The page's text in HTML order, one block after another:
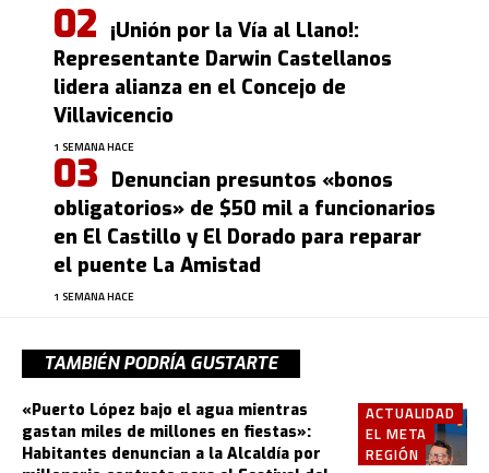
¡Unión por la Vía al Llano!:
Representante Darwin Castellanos
lidera alianza en el Concejo de
Villavicencio
1 SEMANA HACE
Denuncian presuntos «bonos
obligatorios» de $50 mil a funcionarios
en El Castillo y El Dorado para reparar
el puente La Amistad
1 SEMANA HACE
TAMBIÉN PODRÍA GUSTARTE
ACTUALIDAD
EL META
REGIÓN
«Puerto López bajo el agua mientras
gastan miles de millones en fiestas»:
Habitantes denuncian a la Alcaldía por